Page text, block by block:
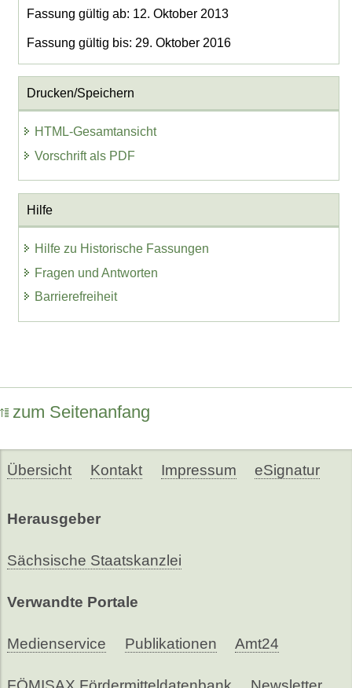
Fassung gültig ab: 12. Oktober 2013
Fassung gültig bis: 29. Oktober 2016
Drucken/Speichern
HTML-Gesamtansicht
Vorschrift als PDF
Hilfe
Hilfe zu Historische Fassungen
Fragen und Antworten
Barrierefreiheit
zum Seitenanfang
Übersicht Kontakt Impressum eSignatur
Herausgeber
Sächsische Staatskanzlei
Verwandte Portale
Medienservice Publikationen Amt24